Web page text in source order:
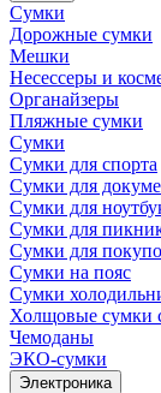
Сумки
Дорожные сумки
Мешки
Несессеры и
Органайзеры
Пляжные сумки
Сумки
Сумки для спорта
Сумки для
Сумки для
Сумки для
Сумки для
Сумки на пояс
Сумки
Холщовые сумки
Чемоданы
ЭКО-сумки
Электроника